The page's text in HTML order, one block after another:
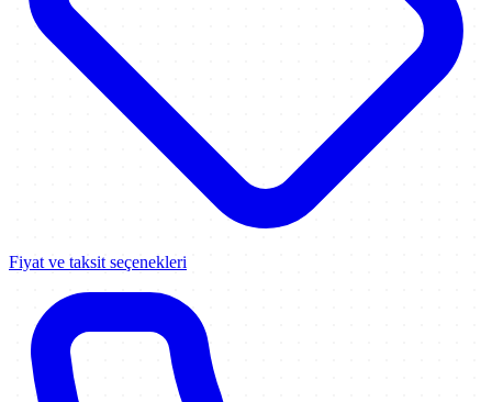
Fiyat ve taksit seçenekleri